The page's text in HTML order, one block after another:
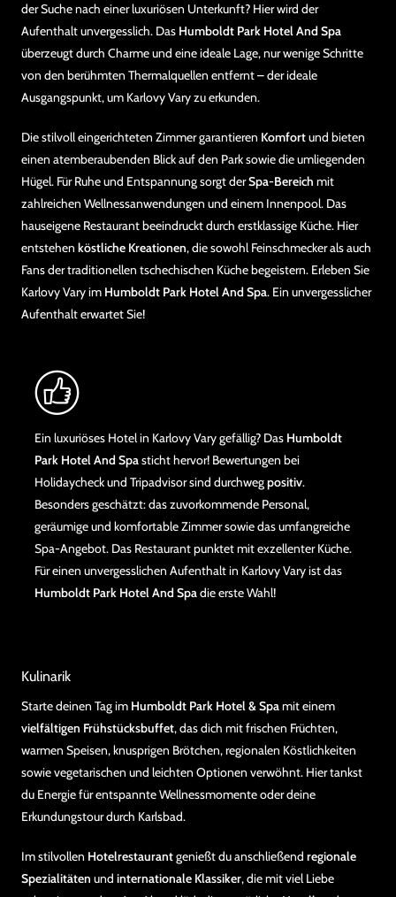
der Suche nach einer luxuriösen Unterkunft? Hier wird der
Aufenthalt unvergesslich. Das Humboldt Park Hotel And Spa
überzeugt durch Charme und eine ideale Lage, nur wenige Schritte
von den berühmten Thermalquellen entfernt – der ideale
Ausgangspunkt, um Karlovy Vary zu erkunden.
Die stilvoll eingerichteten Zimmer garantieren Komfortund bieten
einen atemberaubenden Blick auf den Park sowie die umliegenden
Hügel. Für Ruhe und Entspannung sorgt derSpa-Bereich mit
zahlreichen Wellnessanwendungen und einem Innenpool. Das
hauseigene Restaurant beeindruckt durch erstklassige Küche. Hier
entstehen köstliche Kreationen, die sowohl Feinschmecker als auch
Fans der traditionellen tschechischen Küche begeistern. Erleben Sie
Karlovy Vary im Humboldt Park Hotel And Spa. Ein unvergesslicher
Aufenthalt erwartet Sie!
Ein luxuriöses Hotel in Karlovy Vary gefällig? Das Humboldt
Park Hotel And Spasticht hervor! Bewertungen bei
Holidaycheck und Tripadvisor sind durchwegpositiv.
Besonders geschätzt: das zuvorkommende Personal,
geräumige und komfortable Zimmer sowie das umfangreiche
Spa-Angebot. Das Restaurant punktet mit exzellenter Küche.
Für einen unvergesslichen Aufenthalt in Karlovy Vary ist das
Humboldt Park Hotel And Spadie erste Wahl!
Kulinarik
Starte deinen Tag im Humboldt Park Hotel & Spamit einem
vielfältigen Frühstücksbuffet, das dich mit frischen Früchten,
warmen Speisen, knusprigen Brötchen, regionalen Köstlichkeiten
sowie vegetarischen und leichten Optionen verwöhnt. Hier tankst
du Energie für entspannte Wellnessmomente oder deine
Erkundungstour durch Karlsbad.
Im stilvollen Hotelrestaurantgenießt du anschließend regionale
Spezialitäten und internationale Klassiker, die mit viel Liebe